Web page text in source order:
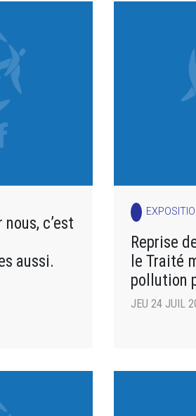
c’est
aussi.
Reprise
le Traité
pollution
JEU 24 JUIL